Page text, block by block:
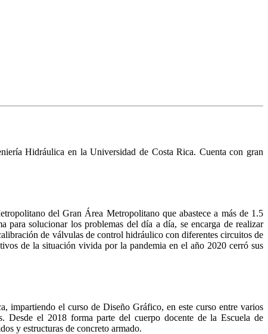
Hidráulica en la Universidad de Costa Rica. Cuenta con gran
del Gran Área Metropolitano que abastece a más de 1.5
para solucionar los problemas del día a día, se encarga de realizar
de válvulas de control hidráulico con diferentes circuitos de
de la situación vivida por la pandemia en el año 2020 cerró sus
impartiendo el curso de Diseño Gráfico, en este curso entre varios
Desde el 2018 forma parte del cuerpo docente de la Escuela de
y estructuras de concreto armado.